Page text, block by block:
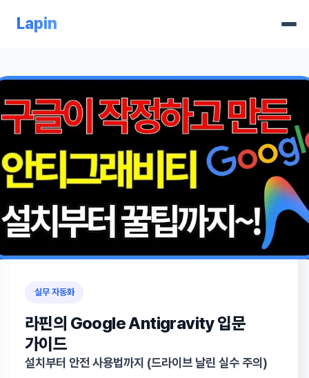
Lapin
실무 자동화
라핀의 Google Antigravity 입문
가이드
설치부터 안전 사용법까지 (드라이브 날린 실수 주의)